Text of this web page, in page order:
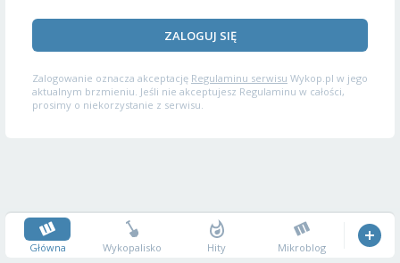
ZALOGUJ SIĘ
Zalogowanie oznacza akceptację Regulaminu serwisu Wykop.pl w jego
aktualnym brzmieniu. Jeśli nie akceptujesz Regulaminu w całości,
prosimy o niekorzystanie z serwisu.
Główna Wykopalisko Hity Mikroblog